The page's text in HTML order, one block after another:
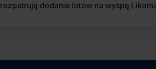
rozpatrują dodanie lotów na wyspę